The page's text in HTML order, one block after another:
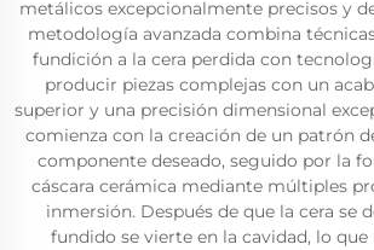
metálicos excepcionalmente precisos y
metodología avanzada combina
fundición a la cera perdida con
producir piezas complejas con un
superior y una precisión dimensional
comienza con la creación de un patrón
componente deseado, seguido por la
cáscara cerámica mediante múltiples
inmersión. Después de que la cera se
fundido se vierte en la cavidad, lo que